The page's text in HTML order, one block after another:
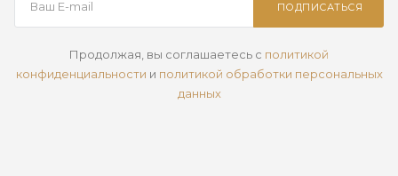
ПОДПИСАТЬСЯ
Продолжая, вы соглашаетесь с политикой
конфиденциальности и политикой обработки персональных
данных